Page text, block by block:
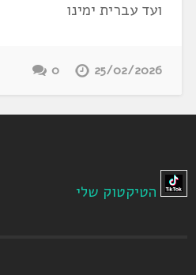
ועד עברית ימינו
25/02/2026
0
הטיקטוק שלי